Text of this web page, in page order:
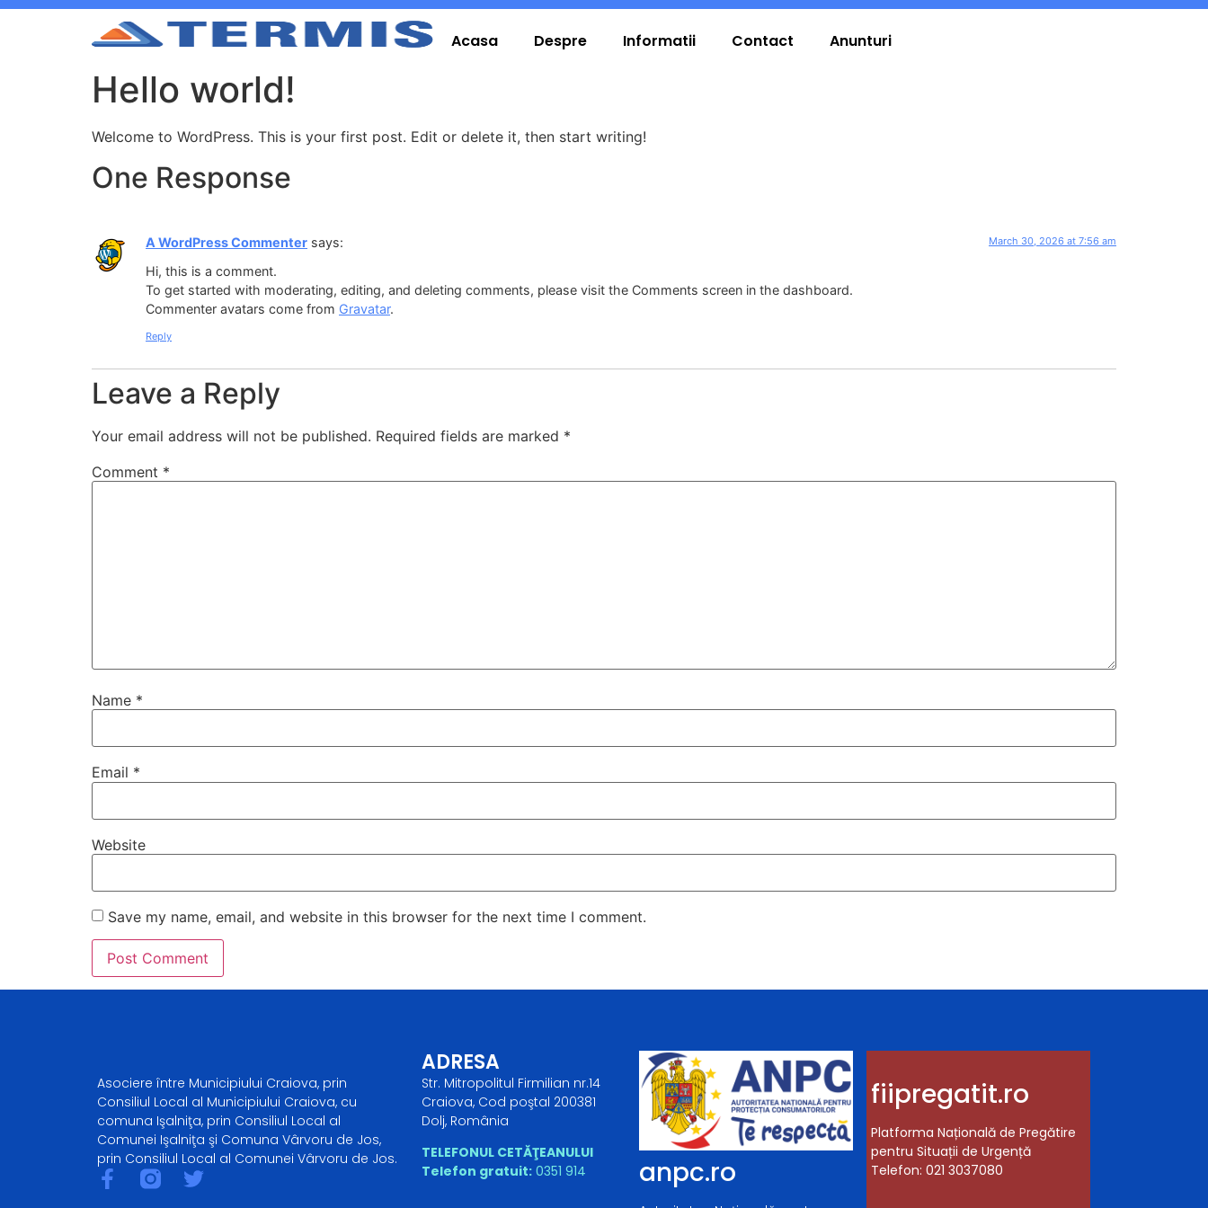
Acasa Despre Informatii Contact Anunturi
Hello world!
Welcome to WordPress. This is your first post. Edit or delete it, then start writing!
One Response
A WordPress Commenter says: March 30, 2026 at 7:56 am
Hi, this is a comment.
To get started with moderating, editing, and deleting comments, please visit the Comments screen in the dashboard.
Commenter avatars come from Gravatar.
Reply
Leave a Reply
Your email address will not be published. Required fields are marked *
Comment *
Name *
Email *
Website
Save my name, email, and website in this browser for the next time I comment.
Asociere între Municipiului Craiova, prin
Consiliul Local al Municipiului Craiova, cu
comuna Işalniţa, prin Consiliul Local al
Comunei Işalniţa şi Comuna Vârvoru de Jos,
prin Consiliul Local al Comunei Vârvoru de Jos.
ADRESA
Str. Mitropolitul Firmilian nr.14
Craiova, Cod poştal 200381
Dolj, România
TELEFONUL CETĂŢEANULUI
Telefon gratuit:0351 914 anpc.ro
fiipregatit.ro
Platforma Națională de Pregătire
pentru Situații de Urgență
Telefon: 021 3037080